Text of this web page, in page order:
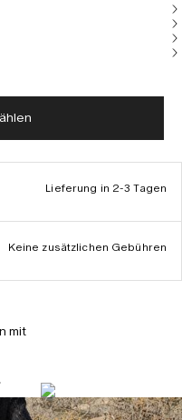
Lieferung in 2-3 Tagen
Keine zusätzlichen Gebühren
mit